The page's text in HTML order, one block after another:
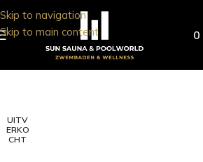
Skip to navigation
Skip to main content
0
UITV
ERKO
CHT